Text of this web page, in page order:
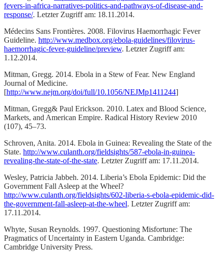
fevers-in-africa-narratives-politics-and-pathways-of-disease-and-
response/. Letzter Zugriff am: 18.11.2014.
Médecins Sans Frontières. 2008. Filovirus Haemorrhagic Fever
Guideline. http://www.medbox.org/ebola-guidelines/filovirus-
haemorrhagic-fever-guideline/preview. Letzter Zugriff am:
1.12.2014.
Mitman, Gregg. 2014. Ebola in a Stew of Fear. New England
Journal of Medicine.
[http://www.nejm.org/doi/full/10.1056/NEJMp1411244]
Mitman, Gregg& Paul Erickson. 2010. Latex and Blood Science,
Markets, and American Empire. Radical History Review 2010
(107), 45–73.
Schroven, Anita. 2014. Ebola in Guinea: Revealing the State of the
State. http://www.culanth.org/fieldsights/587-ebola-in-guinea-
revealing-the-state-of-the-state. Letzter Zugriff am: 17.11.2014.
Wesley, Patricia Jabbeh. 2014. Liberia’s Ebola Epidemic: Did the
Government Fall Asleep at the Wheel?
http://www.culanth.org/fieldsights/602-liberia-s-ebola-epidemic-did-
the-government-fall-asleep-at-the-wheel. Letzter Zugriff am:
17.11.2014.
Whyte, Susan Reynolds. 1997. Questioning Misfortune: The
Pragmatics of Uncertainty in Eastern Uganda. Cambridge:
Cambridge University Press.